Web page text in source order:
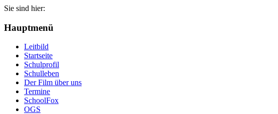
Sie sind hier:
Hauptmenü
Leitbild
Startseite
Schulprofil
Schulleben
Der Film über uns
Termine
SchoolFox
OGS